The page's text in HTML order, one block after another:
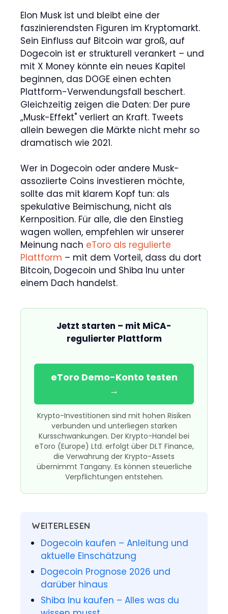
Elon Musk ist und bleibt eine der
faszinierendsten Figuren im Kryptomarkt.
Sein Einfluss auf Bitcoin war groß, auf
Dogecoin ist er strukturell verankert – und
mit X Money könnte ein neues Kapitel
beginnen, das DOGE einen echten
Plattform-Verwendungsfall beschert.
Gleichzeitig zeigen die Daten: Der pure
„Musk-Effekt" verliert an Kraft. Tweets
allein bewegen die Märkte nicht mehr so
dramatisch wie 2021.
Wer in Dogecoin oder andere Musk-
assoziierte Coins investieren möchte,
sollte das mit klarem Kopf tun: als
spekulative Beimischung, nicht als
Kernposition. Für alle, die den Einstieg
wagen wollen, empfehlen wir unserer
Meinung nach eToro als regulierte
Plattform – mit dem Vorteil, dass du dort
Bitcoin, Dogecoin und Shiba Inu unter
einem Dach handelst.
Jetzt starten – mit MiCA-
regulierter Plattform
eToro Demo-Konto testen
→
Krypto-Investitionen sind mit hohen Risiken
verbunden und unterliegen starken
Kursschwankungen. Der Krypto-Handel bei
eToro (Europe) Ltd. erfolgt über DLT Finance,
die Verwahrung der Krypto-Assets
übernimmt Tangany. Es können steuerliche
Verpflichtungen entstehen.
WEITERLESEN
Dogecoin kaufen – Anleitung und
aktuelle Einschätzung
Dogecoin Prognose 2026 und
darüber hinaus
Shiba Inu kaufen – Alles was du